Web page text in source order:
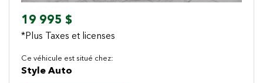
19 995 $
*Plus Taxes et licenses
Ce véhicule est situé chez:
Style Auto